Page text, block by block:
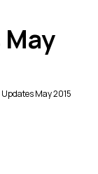
Updates May 2015